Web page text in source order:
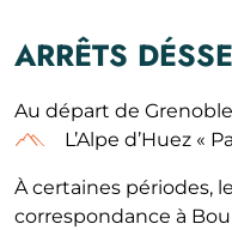
ARRÊTS
Au départ de
L’Alpe d’Huez «
À certaines périodes,
correspondance à